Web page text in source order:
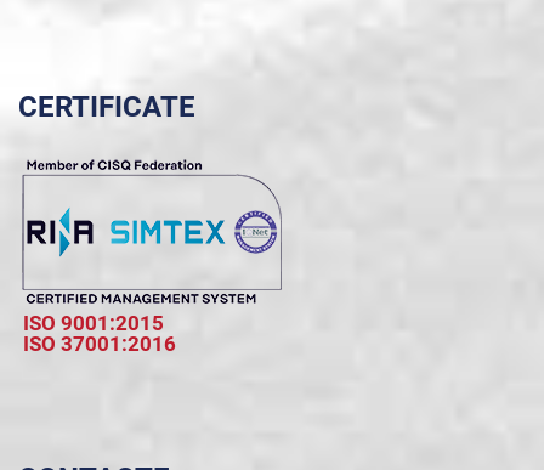
CERTIFICATE
ISO 9001:2015
ISO 37001:2016